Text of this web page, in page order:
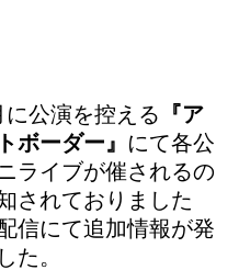
に公演を控える 『ア
ボーダー』 にて各公
ライブが催されるの
されておりました
信にて追加情報が発
た。